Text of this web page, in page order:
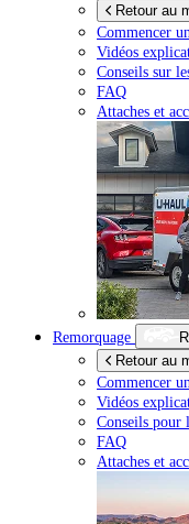
Retour au
Commencer
Vidéos
Conseils sur
FAQ
Attaches et
Remorquage
Retour au
Commencer
Vidéos
Conseils pour
FAQ
Attaches et